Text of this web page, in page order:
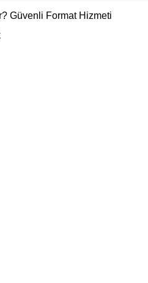
Güvenli Format Hizmeti